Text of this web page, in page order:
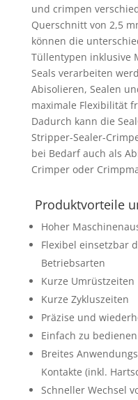
und crimpen
Querschnitt von 2,5
können die
Tüllentypen inklusive
Seals verarbeiten
Abisolieren, Sealen
maximale Flexibilität
Dadurch kann die
Stripper-Sealer-
bei Bedarf auch als
Crimper oder
Produktvorteile
Hoher
Flexibel einsetzbar
Betriebsarten
Kurze Umrüstzeiten
Kurze Zykluszeiten
Präzise und
Einfach zu bedienen
Breites
Kontakte (inkl.
Schneller Wechsel